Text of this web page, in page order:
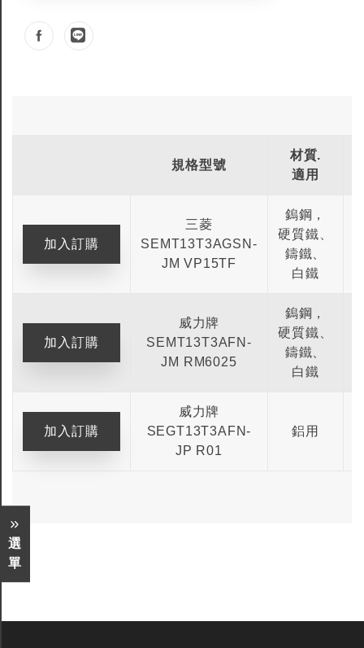
選
單
全鎢鋼銑刀
台製WEENIX四刃全鎢鋼銑刀
規格型號
材質.
適用
三菱
SEMT13T3AGSN-
JM VP15TF
鎢鋼，
硬質鐵、
鑄鐵、
白鐵
威力牌
SEMT13T3AFN-
JM RM6025
鎢鋼，
硬質鐵、
鑄鐵、
白鐵
威力牌
SEGT13T3AFN-
JP R01
鋁用